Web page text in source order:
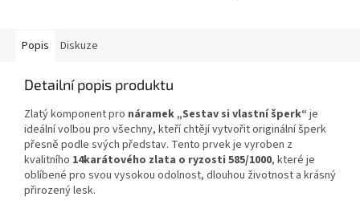
Popis Diskuze
Detailní popis produktu
Zlatý komponent pro náramek „Sestav si vlastní šperk“ je
ideální volbou pro všechny, kteří chtějí vytvořit originální šperk
přesně podle svých představ. Tento prvek je vyroben z
kvalitního 14karátového zlata o ryzosti 585/1000, které je
oblíbené pro svou vysokou odolnost, dlouhou životnost a krásný
přirozený lesk.